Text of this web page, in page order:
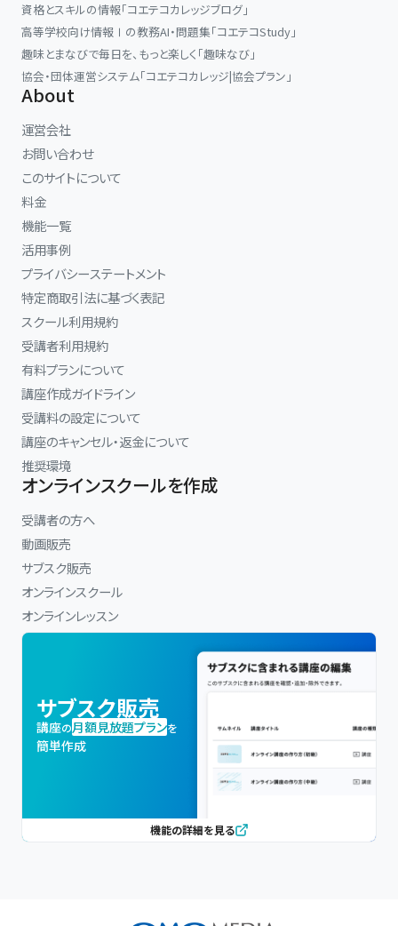
資格とスキルの情報「コエテコカレッジブログ」
高等学校向け情報Ⅰの教務AI・問題集「コエテコStudy」
趣味とまなびで毎日を、もっと楽しく「趣味なび」
協会・団体運営システム「コエテコカレッジ|協会プラン」
About
運営会社
お問い合わせ
このサイトについて
料金
機能一覧
活用事例
プライバシーステートメント
特定商取引法に基づく表記
スクール利用規約
受講者利用規約
有料プランについて
講座作成ガイドライン
受講料の設定について
講座のキャンセル・返金について
推奨環境
オンラインスクールを作成
受講者の方へ
動画販売
サブスク販売
オンラインスクール
オンラインレッスン
サブスク販売
講座の月額見放題プランを
簡単作成
機能の詳細を見る